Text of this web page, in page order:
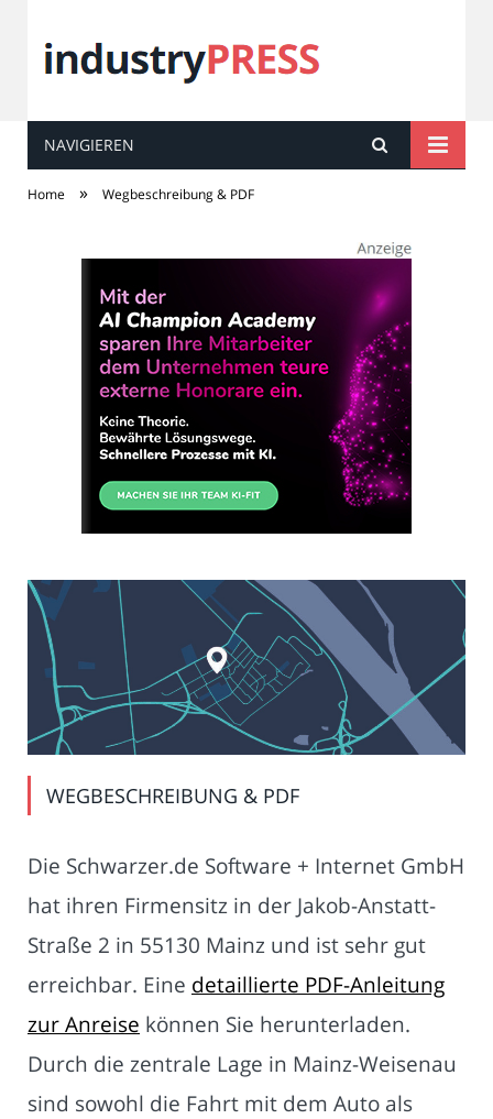
industryPRESS
NAVIGIEREN
Home » Wegbeschreibung & PDF
WEGBESCHREIBUNG & PDF
Die Schwarzer.de Software + Internet GmbH
hat ihren Firmensitz in der Jakob-Anstatt-
Straße 2 in 55130 Mainz und ist sehr gut
erreichbar. Eine detaillierte PDF-Anleitung
zur Anreise können Sie herunterladen.
Durch die zentrale Lage in Mainz-Weisenau
sind sowohl die Fahrt mit dem Auto als